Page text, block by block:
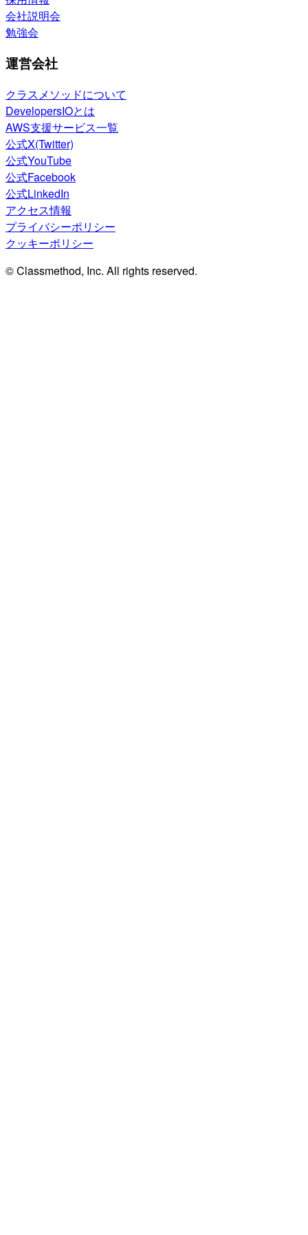
会社説明会
勉強会
運営会社
クラスメソッドについて
DevelopersIOとは
AWS支援サービス一覧
公式X(Twitter)
公式YouTube
公式Facebook
公式LinkedIn
アクセス情報
プライバシーポリシー
クッキーポリシー
© Classmethod, Inc. All rights reserved.